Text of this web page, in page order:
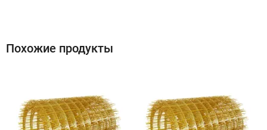
Похожие продукты